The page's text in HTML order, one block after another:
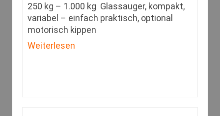
250 kg – 1.000 kg Glassauger, kompakt,
variabel – einfach praktisch, optional
motorisch kippen
Weiterlesen